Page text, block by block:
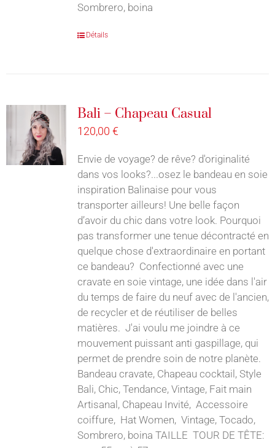
Sombrero, boina
Détails
Bali – Chapeau Casual
120,00 €
Envie de voyage? de rêve? d'originalité
dans vos looks?...osez le bandeau en soie
inspiration Balinaise pour vous
transporter ailleurs! Une belle façon
d’avoir du chic dans votre look. Pourquoi
pas transformer une tenue décontracté en
quelque chose d'extraordinaire en portant
ce bandeau? Confectionné avec une
cravate en soie vintage, une idée dans l'air
du temps de faire du neuf avec de l'ancien,
de recycler et de réutiliser de belles
matières. J'ai voulu me joindre à ce
mouvement puissant anti gaspillage, qui
permet de prendre soin de notre planète.
Bandeau cravate, Chapeau cocktail, Style
Bali, Chic, Tendance, Vintage, Fait main
Artisanal, Chapeau Invité, Accessoire
coiffure, Hat Women, Vintage, Tocado,
Sombrero, boina TAILLE TOUR DE TÊTE: